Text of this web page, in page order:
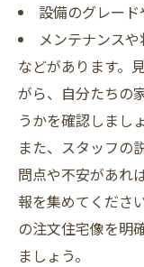
設備のグレー
メンテナンス
などがあります。
がら、自分たちの
うかを確認しまし
また、スタッフの
問点や不安があれ
報を集めてくださ
の注文住宅像を明
ましょう。